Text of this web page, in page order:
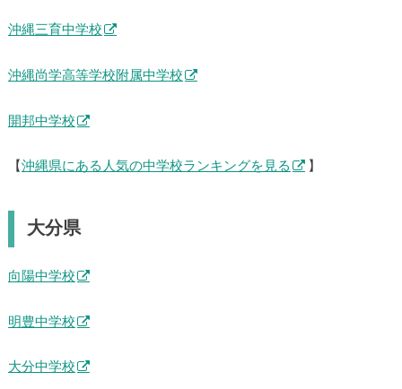
沖縄三育中学校
沖縄尚学高等学校附属中学校
開邦中学校
【 沖縄県にある人気の中学校ランキングを見る 】
大分県
向陽中学校
明豊中学校
大分中学校